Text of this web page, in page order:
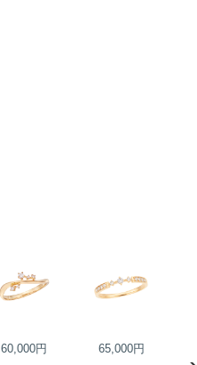
60,000円 65,000円